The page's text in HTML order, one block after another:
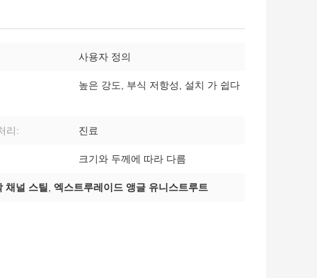
사용자 정의
높은 강도, 부식 저항성, 설치 가 쉽다
리: 진료
크기와 두께에 따라 다름
채널 스틸, 엑스트루레이드 앵글 유니스트루트